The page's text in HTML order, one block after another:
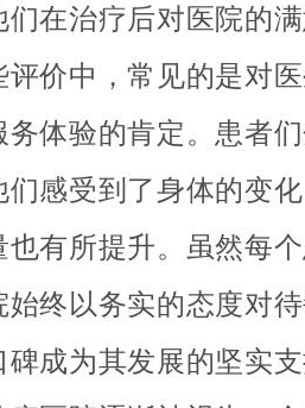
在治疗后对医院的
价中，常见的是对
体验的肯定。患者
感受到了身体的变
有所提升。虽然每
终以务实的态度对
成为其发展的坚实